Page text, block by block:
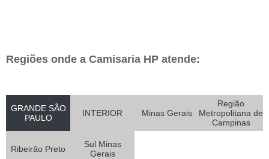
Regiões onde a Camisaria HP atende:
GRANDE SÃO
PAULO
INTERIOR Minas Gerais
Região
Metropolitana de
Campinas
Ribeirão Preto
Sul Minas
Gerais